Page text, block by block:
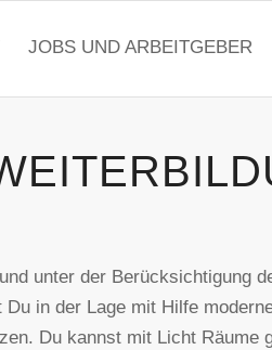
JOBS UND ARBEITGEBER
unter der Berücksichtigung
in der Lage mit Hilfe
Du kannst mit Licht Räume